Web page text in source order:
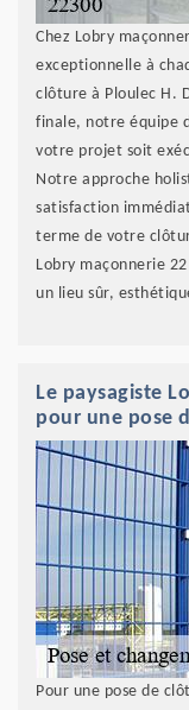
Chez Lobry
exceptionnelle à
clôture à Ploulec H.
finale, notre équipe
votre projet soit
Notre approche
satisfaction
terme de votre
Lobry maçonnerie
un lieu sûr,
Le paysagiste
pour une pose
Pour une pose de